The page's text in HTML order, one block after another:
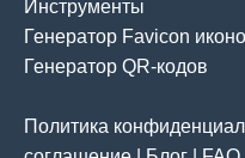
Инструменты
Генератор Favicon
Генератор QR-кодов
Политика